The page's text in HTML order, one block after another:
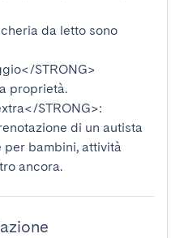
da letto sono
STRONG>
proprietà.
STRONG>:
di un autista
per bambini, attività
ancora.